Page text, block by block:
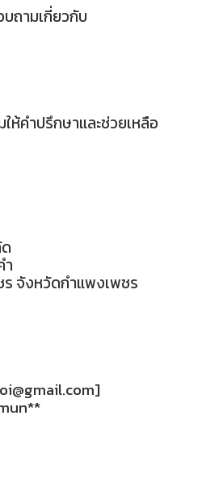
ถามเกี่ยวกับ
คำปรึกษาและช่วยเหลือ
ำ
ร จังหวัดกำแพงเพชร